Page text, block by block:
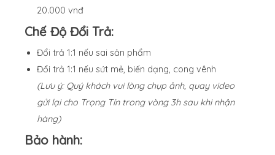
20.000 vnđ
Chế Độ Đổi Trả:
Đổi trả 1:1 nếu sai sản phẩm
Đổi trả 1:1 nếu sứt mẻ, biến dạng, cong vênh
(Lưu ý: Quý khách vui lòng chụp ảnh, quay video
gửi lại cho Trọng Tín trong vòng 3h sau khi nhận
hàng)
Bảo hành: